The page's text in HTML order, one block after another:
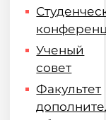
Ученый
совет
Факультет